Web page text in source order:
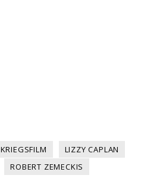
KRIEGSFILM
LIZZY CAPLAN
ROBERT ZEMECKIS